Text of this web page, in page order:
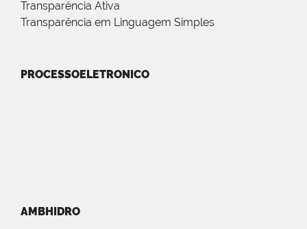
Transparência Ativa
Transparência em Linguagem Simples
PROCESSOELETRONICO
AMBHIDRO